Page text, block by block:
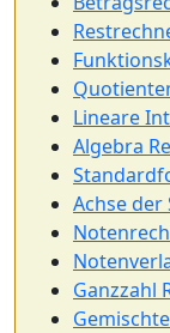
Lineare
Algebra
Achse der
Ganzzahl